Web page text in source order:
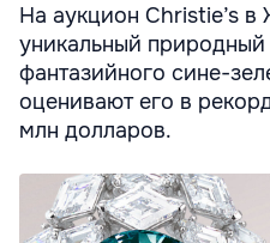
На аукцион Christie’s в
уникальный природный
фантазийного сине-
оценивают его в
млн долларов.